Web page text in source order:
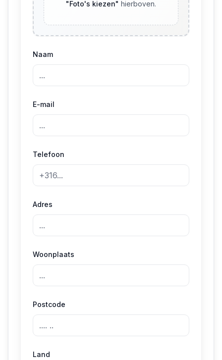
"Foto's kiezen" hierboven.
Naam
E-mail
Telefoon
Adres
Woonplaats
Postcode
Land